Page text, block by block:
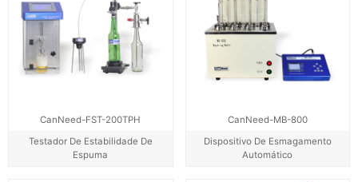
CanNeed-FST-200TPH
Testador De Estabilidade De
Espuma
CanNeed-MB-800
Dispositivo De Esmagamento
Automático